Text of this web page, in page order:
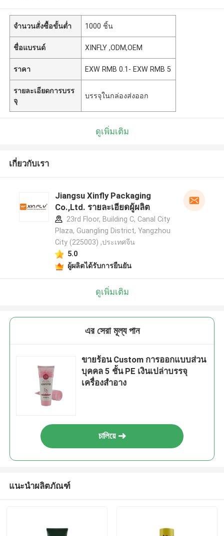
จำนวนสั่งซื้อขั้นต่ำ 1000 ชิ้น
ชื่อแบรนด์ XINFLY ,ODM,OEM
ราคา EXW RMB 0.1- EXW RMB 5
รายละเอียดการบรร
จุ
บรรจุในกล่องส่งออก
ดูเพิ่มเติม
เกี่ยวกับเรา
Jiangsu Xinfly Packaging
Co.,Ltd. รายละเอียดผู้ผลิต
23rd Floor, Building C, Canal City
Plaza, Guangling District, Yangzhou
City (225003) ,ประเทศจีน
5.0
ผู้ผลิตได้รับการยืนยัน
ดูเพิ่มเติม
এর সেরা মূল্য পান
ขายร้อน Custom การออกแบบส่วน
บุคคล 5 ชั้น PE เงินเปล่าบรรจุ
เครื่องสําอาง
চালিয়ে
แนะนำผลิตภัณฑ์